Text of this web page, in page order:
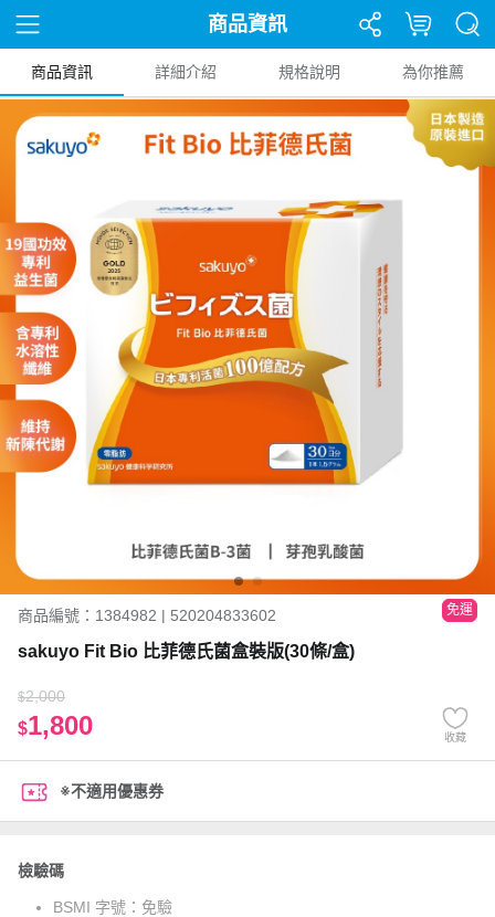
商品資訊
商品資訊 詳細介紹 規格說明 為你推薦
商品編號：1384982 | 520204833602 免運
sakuyo Fit Bio 比菲德氏菌盒裝版(30條/盒)
$2,000
$1,800 收藏
※不適用優惠券
檢驗碼
BSMI 字號： 免驗